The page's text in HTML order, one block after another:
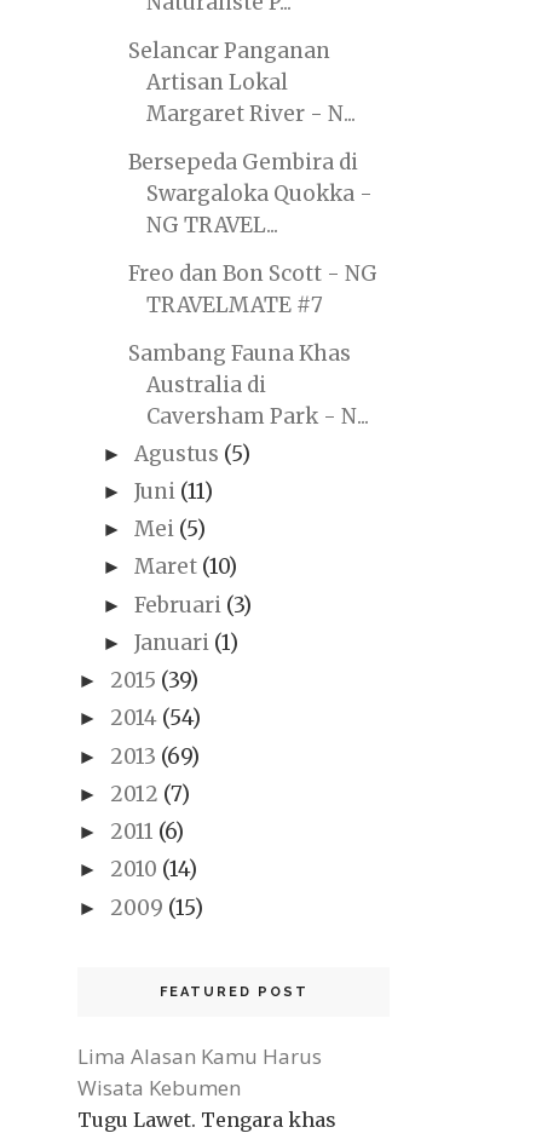
Selancar Panganan
Artisan Lokal
Margaret River - N...
Bersepeda Gembira di
Swargaloka Quokka -
NG TRAVEL...
Freo dan Bon Scott - NG
TRAVELMATE #7
Sambang Fauna Khas
Australia di
Caversham Park - N...
► Agustus (5)
►Juni (11)
►Mei (5)
►Maret (10)
►Februari (3)
►Januari (1)
► 2015 (39)
► 2014 (54)
► 2013 (69)
► 2012 (7)
► 2011 (6)
► 2010 (14)
► 2009 (15)
FEATURED POST
Lima Alasan Kamu Harus
Wisata Kebumen
Tugu Lawet. Tengara khas